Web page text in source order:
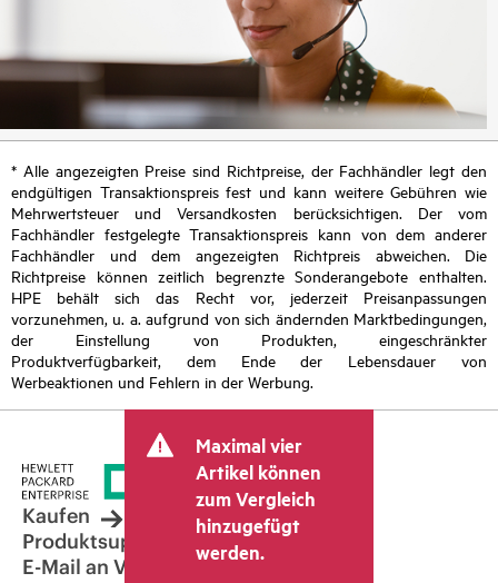
* Alle angezeigten Preise sind Richtpreise, der Fachhändler legt den
endgültigen Transaktionspreis fest und kann weitere Gebühren wie
Mehrwertsteuer und Versandkosten berücksichtigen. Der vom
Fachhändler festgelegte Transaktionspreis kann von dem anderer
Fachhändler und dem angezeigten Richtpreis abweichen. Die
Richtpreise können zeitlich begrenzte Sonderangebote enthalten.
HPE behält sich das Recht vor, jederzeit Preisanpassungen
vorzunehmen, u. a. aufgrund von sich ändernden Marktbedingungen,
der Einstellung von Produkten, eingeschränkter
Produktverfügbarkeit, dem Ende der Lebensdauer von
Werbeaktionen und Fehlern in der Werbung.
Maximal vier
Artikel können
zum Vergleich
hinzugefügt
werden.
Kaufen
Produktsupport
E-Mail an Vertrieb